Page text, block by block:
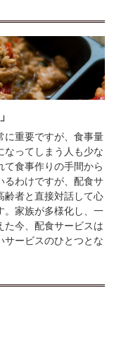
に重要ですが、食事量
なってしまう人も少な
て食事作りの手間から
るわけですが、配食サ
齢者と直接対話して心
。家族が多様化し、一
た今、配食サービスは
サービスのひとつとな